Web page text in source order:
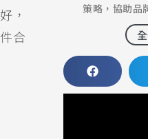
，
合
策略，協助品